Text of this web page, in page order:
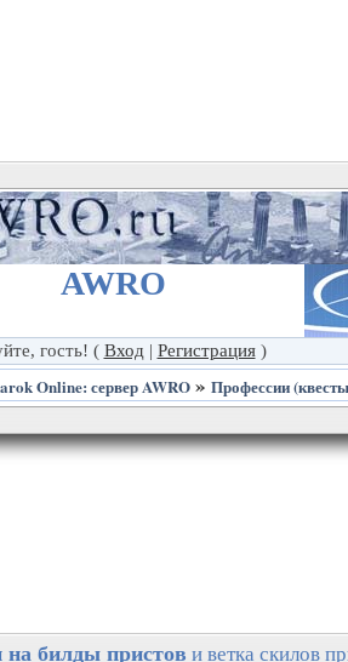
AWRO
гость! ( Вход | Регистрация)
Online: сервер AWRO» Профессии
билды пристов и ветка скилов